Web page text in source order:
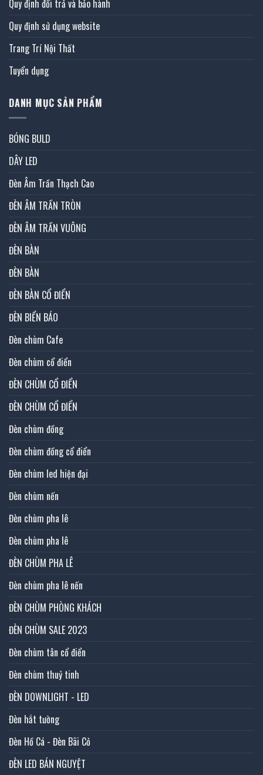
Quy định đổi trả và bảo hành
Quy định sử dụng website
Trang Trí Nội Thất
Tuyển dụng
DANH MỤC SẢN PHẨM
BÓNG BULD
DÂY LED
Đèn Âm Trần Thạch Cao
ĐÈN ÂM TRẦN TRÒN
ĐÈN ÂM TRẦN VUÔNG
ĐÈN BÀN
ĐÈN BÀN
ĐÈN BÀN CỔ ĐIỂN
ĐÈN BIỂN BÁO
Đèn chùm Cafe
Đèn chùm cổ điển
ĐÈN CHÙM CỔ ĐIỂN
ĐÈN CHÙM CỔ ĐIỂN
Đèn chùm đồng
Đèn chùm đồng cổ điển
Đèn chùm led hiện đại
Đèn chùm nến
Đèn chùm pha lê
Đèn chùm pha lê
ĐÈN CHÙM PHA LÊ
Đèn chùm pha lê nến
ĐÈN CHÙM PHÒNG KHÁCH
ĐÈN CHÙM SALE 2023
Đèn chùm tân cổ điển
Đèn chùm thuỷ tinh
ĐÈN DOWNLIGHT - LED
Đèn hắt tường
Đèn Hồ Cá - Đèn Bãi Cỏ
ĐÈN LED BÁN NGUYỆT